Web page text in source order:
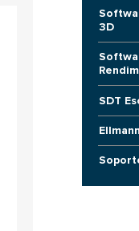
3D
SDT